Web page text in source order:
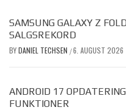
SAMSUNG GALAXY Z
SALGSREKORD
BYDANIEL TECHSEN /6. AUGUST 2026
ANDROID 17
FUNKTIONER